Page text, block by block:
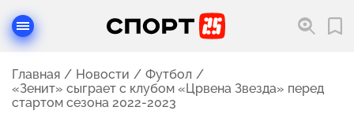
Главная Новости
Футбол
«Зенит» сыграет с клубом «Црвена Звезда» перед
стартом сезона 2022-2023